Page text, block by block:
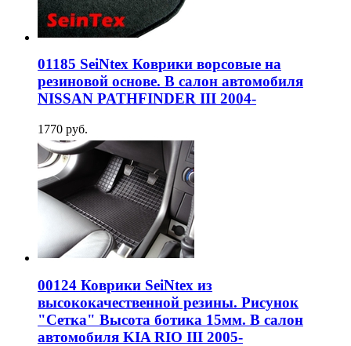
01185 SeiNtex Коврики ворсовые на
резиновой основе. В салон автомобиля
NISSAN PATHFINDER III 2004-
1770 руб.
00124 Коврики SeiNtex из
высококачественной резины. Рисунок
"Сетка" Высота ботика 15мм. В салон
автомобиля KIA RIO III 2005-